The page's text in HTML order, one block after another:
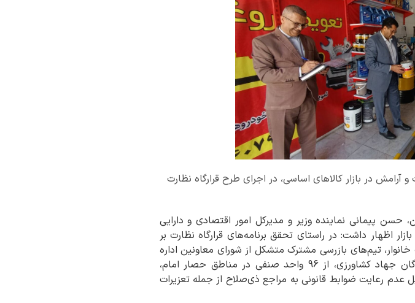
آرامش در بازار کالاهای اساسی، در اجرای طرح قرارگاه نظارت
حسن پیمانی نماینده وزیر و مدیرکل امور اقتصادی و دارایی
اظهار داشت: در راستای تحقق برنامه‌های قرارگاه نظارت بر
تیم‌های بازرسی مشترک متشکل از شورای معاونین اداره
کل امور اقتصادی و دارایی، بازرسان اداره کل صمت و نمایندگان جهاد کشاورزی، از 96 واحد صنفی در مناطق حصار امام،
و 12 واحد صنفی به به‌دلیل عدم رعایت ضوابط قانونی به مراجع ذی‌صلاح از جمله تعزیرات